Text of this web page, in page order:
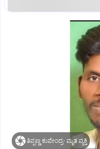
ತಿಪ್ಪಣ್ಣ ಕುಪೇಂದ್ರ- ಮೃತ ವ್ಯಕ್ತಿ